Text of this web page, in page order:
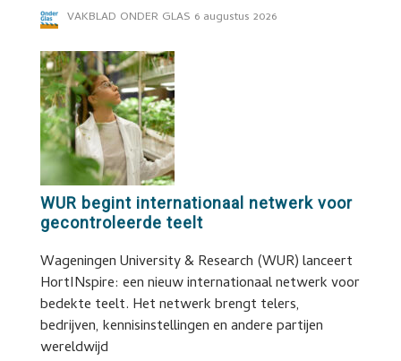
VAKBLAD ONDER GLAS 6 augustus 2026
WUR begint internationaal netwerk voor
gecontroleerde teelt
Wageningen University & Research (WUR) lanceert
HortINspire: een nieuw internationaal netwerk voor
bedekte teelt. Het netwerk brengt telers,
bedrijven, kennisinstellingen en andere partijen
wereldwijd